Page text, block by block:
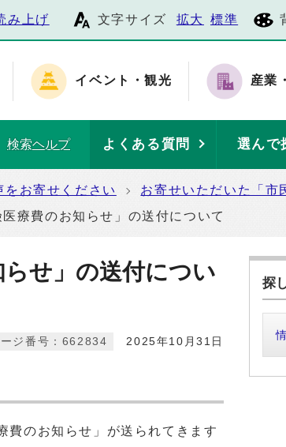
み上げ 文字サイズ 拡大 標準
イベント・観光 産業
検索ヘルプ よくある質問 選んで
をお寄せください
お寄せいただいた「市
医療費のお知らせ」の送付について
らせ」の送付につい
2025年10月31日
ジ番号：662834
のお知らせ」が送られてきます
探